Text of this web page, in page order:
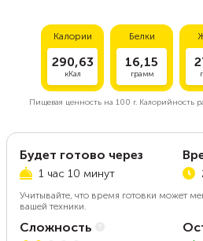
Калории
290,63
кКал
Белки
16,15
грамм
Пищевая ценность на 100 г.Калорийность
Будет готово через
1 час 10 минут
Учитывайте, что время готовки может
вашей техники.
Сложность